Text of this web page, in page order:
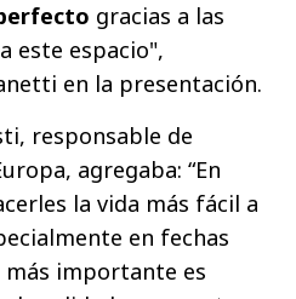
gracias a las
este espacio",
en la presentación.
responsable de
agregaba: “En
la vida más fácil a
en fechas
más importante es